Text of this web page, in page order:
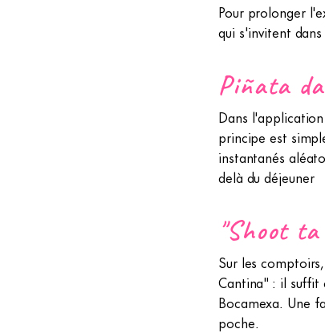
Pour prolonger
qui s'invitent
Piñata
Dans
principe est
instantanés
delà du déjeuner
"Shoot
Sur les
Cantina" : il suffit
Bocamexa. Une
poche.